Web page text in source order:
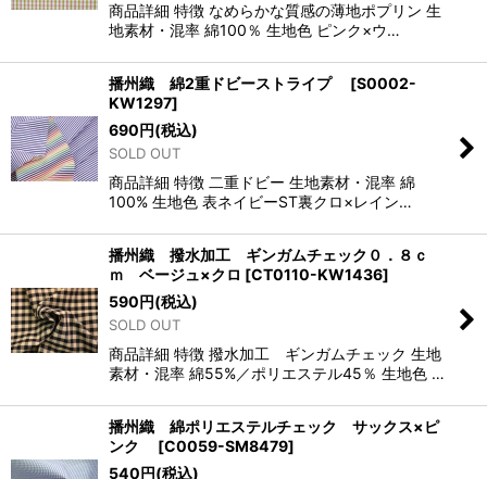
商品詳細 特徴 なめらかな質感の薄地ポプリン 生
地素材・混率 綿100％ 生地色 ピンク×ウ…
播州織 綿2重ドビーストライプ [S0002-
KW1297]
690円(税込)
SOLD OUT
商品詳細 特徴 二重ドビー 生地素材・混率 綿
100% 生地色 表ネイビーST裏クロ×レイン…
播州織 撥水加工 ギンガムチェック０．８ｃ
ｍ ベージュ×クロ [CT0110-KW1436]
590円(税込)
SOLD OUT
商品詳細 特徴 撥水加工 ギンガムチェック 生地
素材・混率 綿55%／ポリエステル45％ 生地色 …
播州織 綿ポリエステルチェック サックス×ピ
ンク
[C0059-SM8479]
540円(税込)